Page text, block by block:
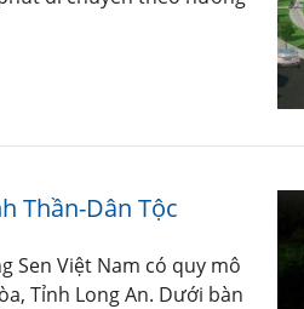
Thần-Dân Tộc
Sen Việt Nam có quy mô
Tỉnh Long An. Dưới bàn